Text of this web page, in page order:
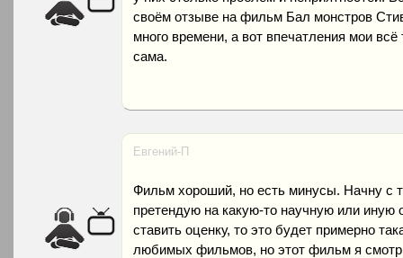
своём отзыве на фильм Бал монстров
много времени, а вот впечатления мои
сама.
Евгений-П
Фильм хороший, но есть минусы. Начну с
претендую на какую-то научную или
ставить оценку, то это будет примерно
любимых фильмов, но этот фильм я